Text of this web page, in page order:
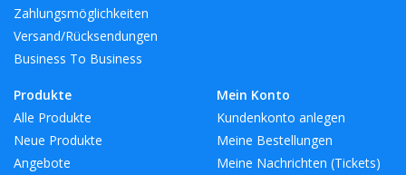
Zahlungsmöglichkeiten
Versand/Rücksendungen
Business To Business
Produkte
Alle Produkte
Neue Produkte
Angebote
Mein Konto
Kundenkonto anlegen
Meine Bestellungen
Meine Nachrichten (Tickets)